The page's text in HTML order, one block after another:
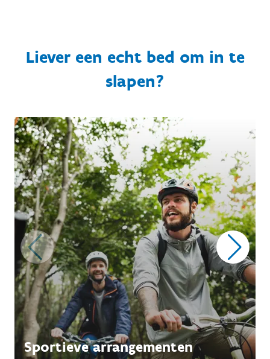
Liever een echt bed om in te
slapen?
Sportieve arrangementen